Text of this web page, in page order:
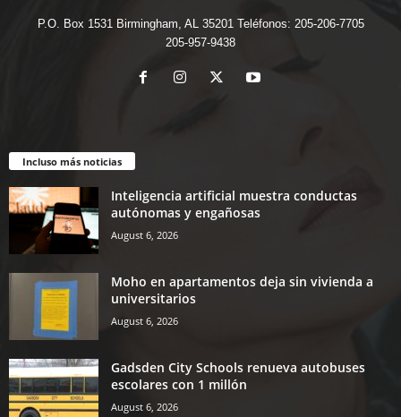
P.O. Box 1531 Birmingham, AL 35201 Teléfonos: 205-206-7705
205-957-9438
Incluso más noticias
Inteligencia artificial muestra conductas
autónomas y engañosas
August 6, 2026
Moho en apartamentos deja sin vivienda a
universitarios
August 6, 2026
Gadsden City Schools renueva autobuses
escolares con 1 millón
August 6, 2026